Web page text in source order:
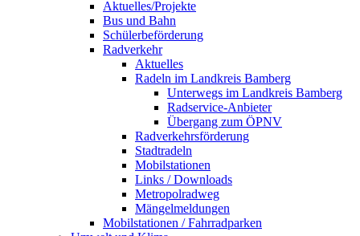
Aktuelles/Projekte
Bus und Bahn
Schülerbeförderung
Radverkehr
Aktuelles
Radeln im Landkreis Bamberg
Unterwegs im Landkreis Bamberg
Radservice-Anbieter
Übergang zum ÖPNV
Radverkehrsförderung
Stadtradeln
Mobilstationen
Links / Downloads
Metropolradweg
Mängelmeldungen
Mobilstationen / Fahrradparken